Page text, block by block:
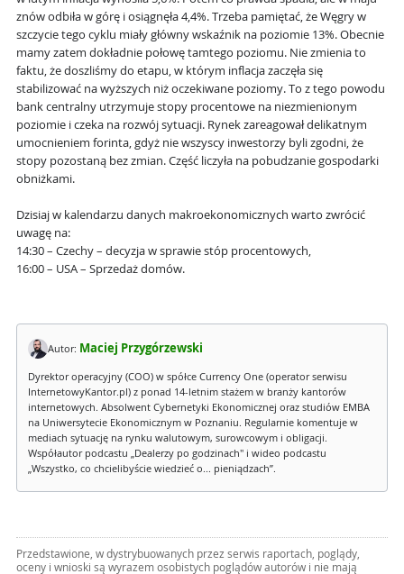
znów odbiła w górę i osiągnęła 4,4%. Trzeba pamiętać, że Węgry w
szczycie tego cyklu miały główny wskaźnik na poziomie 13%. Obecnie
mamy zatem dokładnie połowę tamtego poziomu. Nie zmienia to
faktu, że doszliśmy do etapu, w którym inflacja zaczęła się
stabilizować na wyższych niż oczekiwane poziomy. To z tego powodu
bank centralny utrzymuje stopy procentowe na niezmienionym
poziomie i czeka na rozwój sytuacji. Rynek zareagował delikatnym
umocnieniem forinta, gdyż nie wszyscy inwestorzy byli zgodni, że
stopy pozostaną bez zmian. Część liczyła na pobudzanie gospodarki
obniżkami.
Dzisiaj w kalendarzu danych makroekonomicznych warto zwrócić
uwagę na:
14:30 – Czechy – decyzja w sprawie stóp procentowych,
16:00 – USA – Sprzedaż domów.
Autor: Maciej Przygórzewski
Dyrektor operacyjny (COO) w spółce Currency One (operator serwisu
InternetowyKantor.pl) z ponad 14-letnim stażem w branży kantorów
internetowych. Absolwent Cybernetyki Ekonomicznej oraz studiów EMBA
na Uniwersytecie Ekonomicznym w Poznaniu. Regularnie komentuje w
mediach sytuację na rynku walutowym, surowcowym i obligacji.
Współautor podcastu „Dealerzy po godzinach" i wideo podcastu
„Wszystko, co chcielibyście wiedzieć o... pieniądzach”.
Przedstawione, w dystrybuowanych przez serwis raportach, poglądy,
oceny i wnioski są wyrazem osobistych poglądów autorów i nie mają